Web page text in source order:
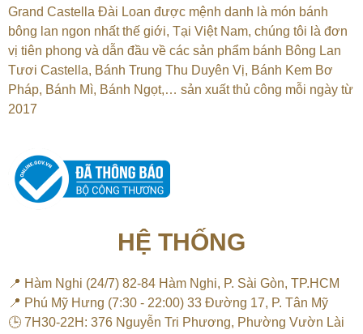
Grand Castella Đài Loan được mệnh danh là món bánh
bông lan ngon nhất thế giới, Tại Việt Nam, chúng tôi là đơn
vị tiên phong và dẫn đầu về các sản phẩm bánh Bông Lan
Tươi Castella, Bánh Trung Thu Duyên Vị, Bánh Kem Bơ
Pháp, Bánh Mì, Bánh Ngọt,… sản xuất thủ công mỗi ngày từ
2017
HỆ THỐNG
📍 Hàm Nghi (24/7) 82-84 Hàm Nghi, P. Sài Gòn, TP.HCM
📍 Phú Mỹ Hưng (7:30 - 22:00) 33 Đường 17, P. Tân Mỹ
🕒 7H30-22H: 376 Nguyễn Tri Phương, Phường Vườn Lài